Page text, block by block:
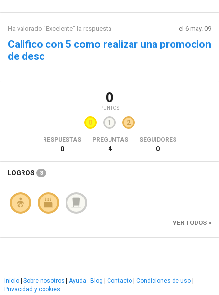
Ha valorado "Excelente" la respuesta el 6 may. 09
Califico con 5 como realizar una promocion
de desc
0
PUNTOS
0 1 2
RESPUESTAS
0
PREGUNTAS
4
SEGUIDORES
0
LOGROS 3
VER TODOS »
Inicio Sobre nosotros Ayuda Blog Contacto Condiciones de uso
Privacidad y cookies